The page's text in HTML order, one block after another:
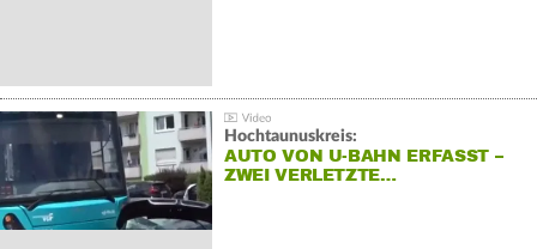
Hochtaunuskreis:
AUTO VON U-BAHN ERFASST –
ZWEI VERLETZTE…